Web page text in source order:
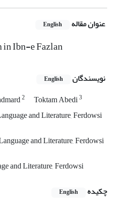
عنوان مقاله English
Ibn-e Fazlan
نویسندگان English
2 Toktam Abedi3
and Literature, Ferdowsi
and Literature, Ferdowsi
and Literature, Ferdowsi
چکیده
English